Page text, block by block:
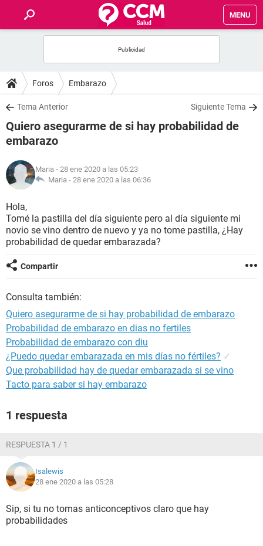
MENU
FOROS
SALUD
FAMILIA
NUTRICIÓN
SEXUALIDAD
Foros Embarazo
Tema Anterior Siguiente Tema
Quiero asegurarme de si hay probabilidad de
embarazo
Maria - 28 ene 2020 a las 05:23
Maria - 28 ene 2020 a las 06:36
Hola,
Tomé la pastilla del día siguiente pero al día siguiente mi
novio se vino dentro de nuevo y ya no tome pastilla, ¿Hay
probabilidad de quedar embarazada?
Compartir
Consulta también:
Quiero asegurarme de si hay probabilidad de embarazo
Probabilidad de embarazo en dias no fertiles
Probabilidad de embarazo con diu
¿Puedo quedar embarazada en mis días no fértiles? ✓
Que probabilidad hay de quedar embarazada si se vino
Tacto para saber si hay embarazo
1 respuesta
RESPUESTA 1 / 1
Isalewis
28 ene 2020 a las 05:28
Sip, si tu no tomas anticonceptivos claro que hay
probabilidades